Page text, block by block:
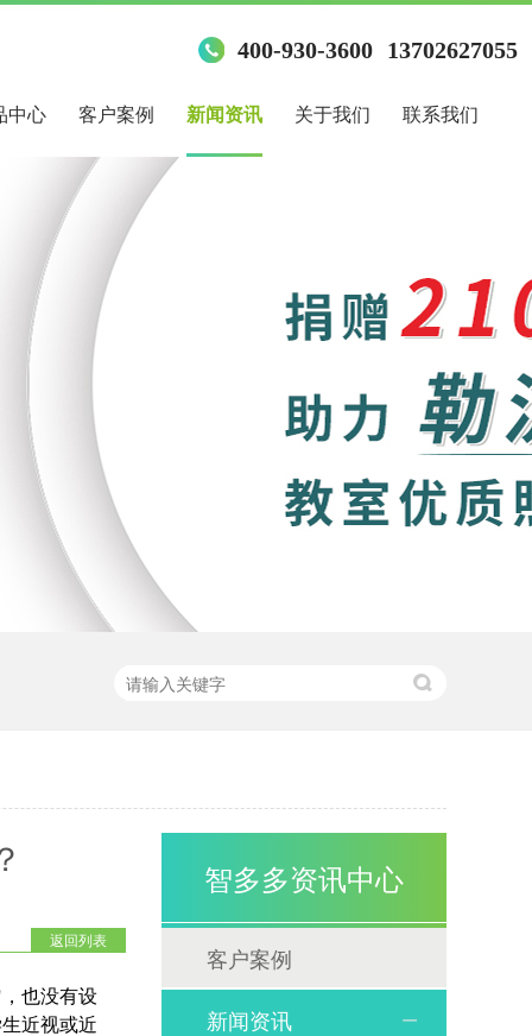
400-930-3600 13702627055
中心 客户案例 新闻资讯 关于我们 联系我们
返回列表
也没有设
近视或近
智多多资讯中心
客户案例
新闻资讯